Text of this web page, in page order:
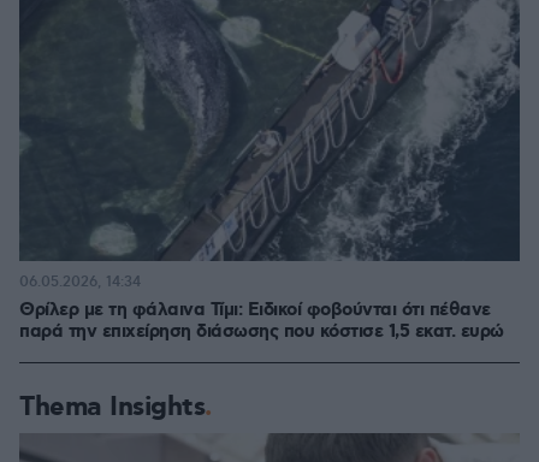
Θρίλερ με τη φάλαινα Τίμι: Ειδικοί φοβούνται ότι πέθανε
παρά την επιχείρηση διάσωσης που κόστισε 1,5 εκατ. ευρώ
06.05.2026, 14:34
Thema Insights